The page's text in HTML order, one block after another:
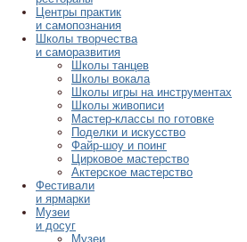
Центры практик
и самопознания
Школы творчества
и саморазвития
Школы танцев
Школы вокала
Школы игры на инструментах
Школы живописи
Мастер-классы по готовке
Поделки и искусство
Файр-шоу и поинг
Цирковое мастерство
Актерское мастерство
Фестивали
и ярмарки
Музеи
и досуг
Музеи